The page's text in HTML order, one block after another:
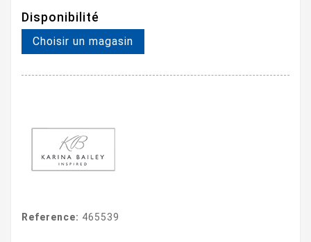
Disponibilité
Choisir un magasin
Reference: 465539